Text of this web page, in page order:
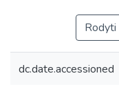
Rodyti
dc.date.accessioned